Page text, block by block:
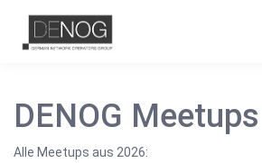
DENOG
Alle Meetups aus 2026: